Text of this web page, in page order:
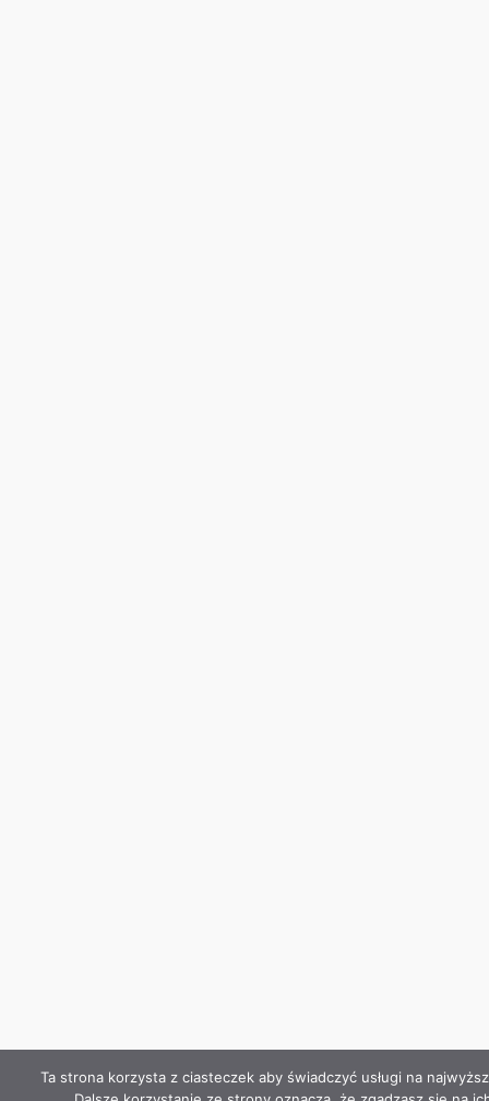
Ta strona korzysta z ciasteczek aby świadczyć usługi na